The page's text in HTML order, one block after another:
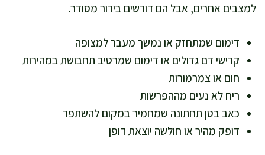
למצבים אחרים, אבל הם דורשים בירור מסודר.
דימום שמתחזק או נמשך מעבר למצופה
קרישי דם גדולים או דימום שמרטיב תחבושת במהירות
חום או צמרמורות
ריח לא נעים מההפרשות
כאב בטן תחתונה שמחמיר במקום להשתפר
דופק מהיר או חולשה יוצאת דופן